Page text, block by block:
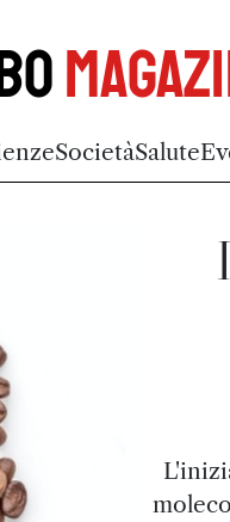
SocietàSalute